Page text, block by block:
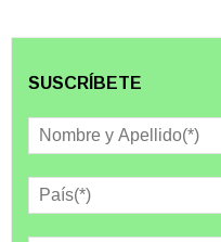
SUSCRÍBETE